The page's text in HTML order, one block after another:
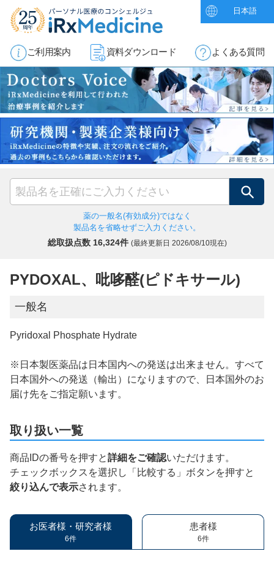
日本語
ご利用案内 資料ダウンロード よくある質問
検索
薬の一般名(有効成分)ではなく
製品名を省略せずご入力ください。
総取扱点数 16,324件 (最終更新日 2026/08/10現在)
PYDOXAL、吡哆醛(ピドキサール)
一般名
Pyridoxal Phosphate Hydrate
※日本製医薬品は日本国内への発送は出来ません。すべて
日本国外への発送（輸出）になりますので、日本国外のお
届け先をご指定願います。
取り扱い一覧
商品IDの番号を押すと詳細をご確認いただけます。
チェックボックスを選択し「比較する」ボタンを押すと
絞り込んで表示されます。
お医者様・研究者様
6件
患者様
6件